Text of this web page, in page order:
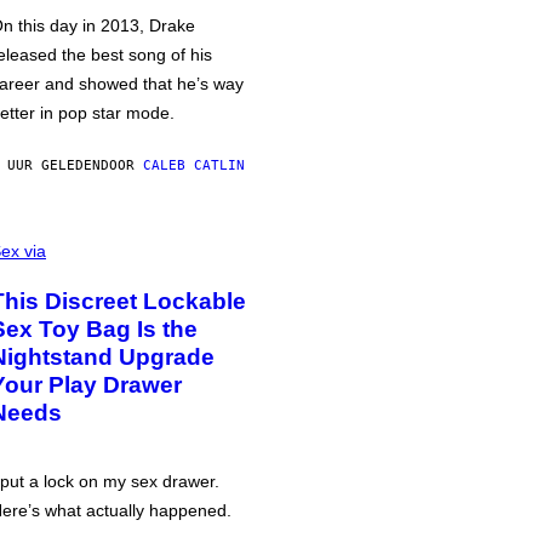
this day in 2013, Drake
the best song of his
and showed that he’s way
in pop star mode.
GELEDENDOOR CALEB CATLIN
via
Discreet Lockable
Toy Bag Is the
Upgrade
Play Drawer
a lock on my sex drawer.
what actually happened.